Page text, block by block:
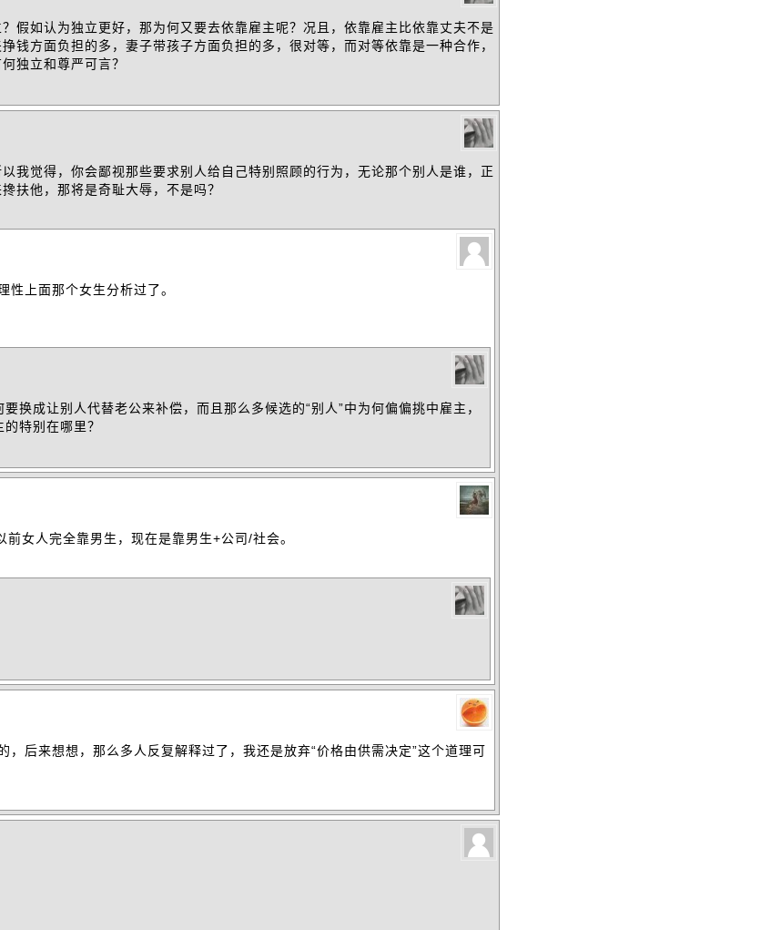
假如认为独立更好，那为何又要去依靠雇主呢？况且，依靠雇主比依靠丈夫不是
钱方面负担的多，妻子带孩子方面负担的多，很对等，而对等依靠是一种合作，
独立和尊严可言？
我觉得，你会鄙视那些要求别人给自己特别照顾的行为，无论那个别人是谁，正
扶他，那将是奇耻大辱，不是吗？
上面那个女生分析过了。
换成让别人代替老公来补偿，而且那么多候选的“别人”中为何偏偏挑中雇主，
特别在哪里？
女人完全靠男生，现在是靠男生+公司/社会。
后来想想，那么多人反复解释过了，我还是放弃“价格由供需决定”这个道理可